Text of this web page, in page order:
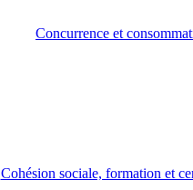
Concurrence et
Cohésion sociale, formation et